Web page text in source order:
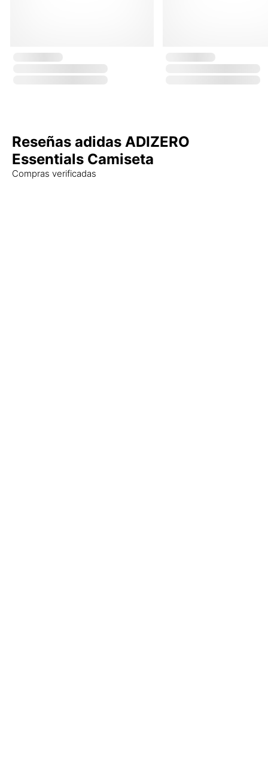
Reseñas adidas ADIZERO
Essentials Camiseta
Compras verificadas